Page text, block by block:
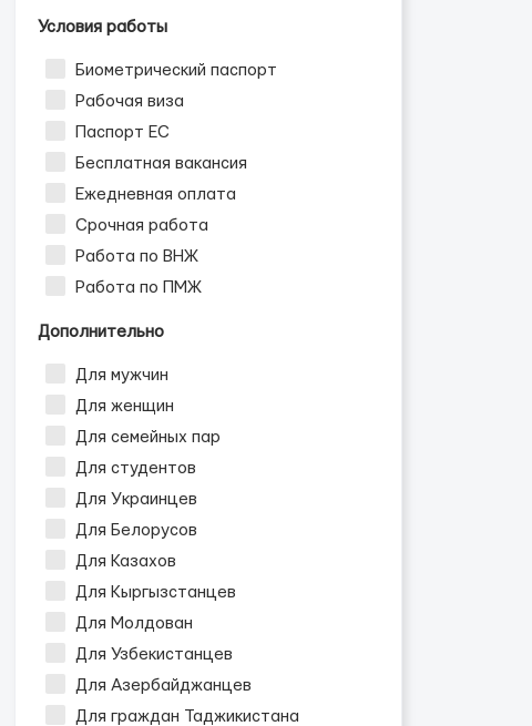
Условия работы
Биометрический паспорт
Рабочая виза
Паспорт ЕС
Бесплатная вакансия
Ежедневная оплата
Срочная работа
Работа по ВНЖ
Работа по ПМЖ
Дополнительно
Для мужчин
Для женщин
Для семейных пар
Для студентов
Для Украинцев
Для Белорусов
Для Казахов
Для Кыргызстанцев
Для Молдован
Для Узбекистанцев
Для Азербайджанцев
Для граждан Таджикистана